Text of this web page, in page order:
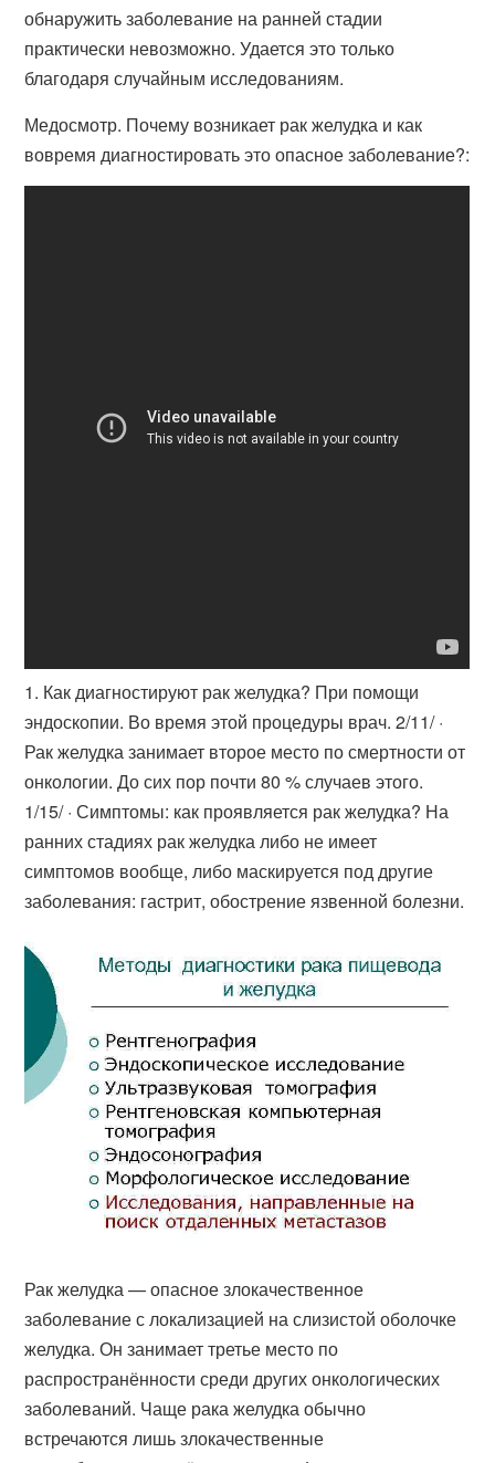
обнаружить заболевание на ранней стадии
практически невозможно. Удается это только
благодаря случайным исследованиям.
Медосмотр. Почему возникает рак желудка и как
вовремя диагностировать это опасное заболевание?:
1. Как диагностируют рак желудка? При помощи
эндоскопии. Во время этой процедуры врач. 2/11/ ·
Рак желудка занимает второе место по смертности от
онкологии. До сих пор почти 80 % случаев этого.
1/15/ · Симптомы: как проявляется рак желудка? На
ранних стадиях рак желудка либо не имеет
симптомов вообще, либо маскируется под другие
заболевания: гастрит, обострение язвенной болезни.
Рак желудка — опасное злокачественное
заболевание с локализацией на слизистой оболочке
желудка. Он занимает третье место по
распространённости среди других онкологических
заболеваний. Чаще рака желудка обычно
встречаются лишь злокачественные